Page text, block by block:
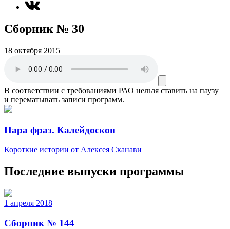
Сборник № 30
18 октября 2015
В соответствии с требованиями РАО нельзя ставить на паузу
и перематывать записи программ.
Пара фраз. Калейдоскоп
Короткие истории от Алексея Сканави
Последние выпуски программы
1 апреля 2018
Сборник № 144